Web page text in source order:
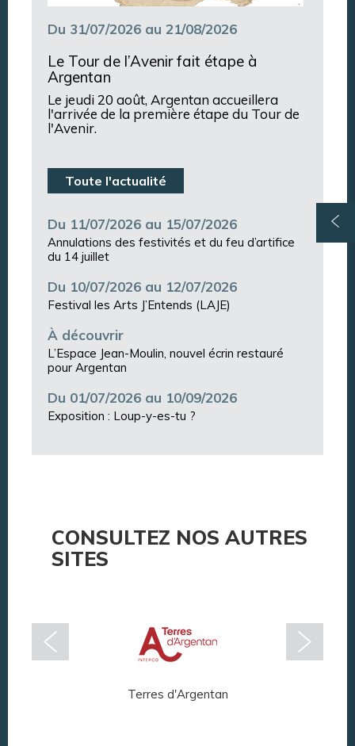
Du 31/07/2026 au 21/08/2026
Le Tour de l’Avenir fait étape à
Argentan
Le jeudi 20 août, Argentan accueillera
l'arrivée de la première étape du Tour de
l'Avenir.
Toute l'actualité
Du 11/07/2026 au 15/07/2026
Annulations des festivités et du feu d’artifice
du 14 juillet
Du 10/07/2026 au 12/07/2026
Festival les Arts J’Entends (LAJE)
À découvrir
L’Espace Jean-Moulin, nouvel écrin restauré
pour Argentan
Du 01/07/2026 au 10/09/2026
Exposition : Loup-y-es-tu ?
CONSULTEZ NOS AUTRES
SITES
Terres d'Argentan